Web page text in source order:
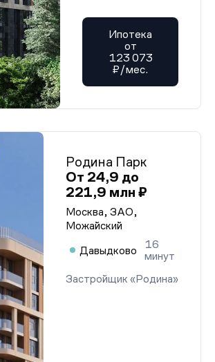
Ипотека
от
123 073
₽/мес.
Родина Парк
От 24,9 до
221,9 млн ₽
Москва, ЗАО,
Можайский
Давыдково
16
минут
Застройщик «Родина»